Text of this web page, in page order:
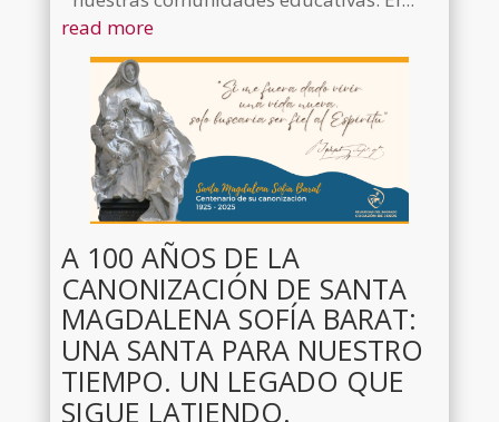
read more
A 100 AÑOS DE LA
CANONIZACIÓN DE SANTA
MAGDALENA SOFÍA BARAT:
UNA SANTA PARA NUESTRO
TIEMPO. UN LEGADO QUE
SIGUE LATIENDO.